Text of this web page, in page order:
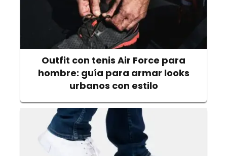
Outfit con tenis Air Force para
hombre: guía para armar looks
urbanos con estilo